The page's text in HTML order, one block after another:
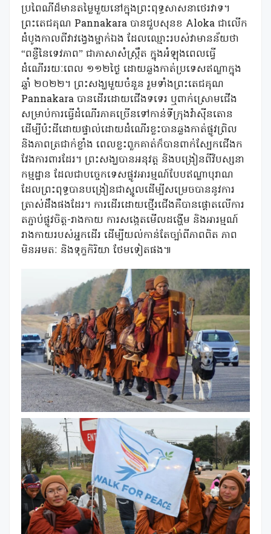
ប្រពៃណីដ៏មានតម្លៃមួយនៅក្នុងព្រះពុទ្ធសាសនាថេរវាទ។
ព្រះតេជគុណ Pannakara បានជួបសុនខ Aloka ជាលើក
ដំបូងកាលពីវាវង្វេងម្នាក់ឯង ដែលឈ្មោះរបស់វាមានន័យថា
“ពន្លឺនៃទេវភាព” ជាភាសាសំស្ក្រឹត ក្នុងអំឡុងពេលធ្វើ
ដំណើររយៈពេល ១១២ថ្ងៃ ដោយឆ្លងកាត់ប្រទេសឥណ្ឌាក្នុង
ឆ្នាំ ២០២២។ ព្រះសង្ឃមួយចំនួន រួមទាំងព្រះតេជគុណ
Pannakara បានដើរដោយជើងទទេរ ឬពាក់ស្រោមជើង
សម្រាប់ការធ្វើដំណើរភាគច្រើនទៅកាន់ទីក្រុងវ៉ាស៊ីនតោន
ដើម្បីប៉ះដីដោយផ្ទាល់ដោយដំណើរខ្លះបានឆ្លងកាត់ផ្លូវព្រិល
និងភាពត្រជាក់ខ្លាំង ពេលខ្លះពួកគាត់ក៏បានពាក់ស្បែកជើងក
វែងការពារដែរ។ ព្រះសង្ឃបានអនុវត្ត និងបង្រៀនពីវិបស្សនា
កម្មដ្ឋាន ដែលជាបច្ចេកទេសផ្លូវអារម្មណ៍បែបឥណ្ឌាបុរាណ
ដែលព្រះពុទ្ធបានបង្រៀនជាស្នូលដើម្បីសម្រេចបាននូវការ
ត្រាស់ដឹងផងដែរ។ ការដើរដោយថ្មើរជើងគឺបានផ្តោតលើការ
តភ្ជាប់ផ្លូវចិត្ត-រាងកាយ ការសង្កេតមើលដង្ហើម និងអារម្មណ៍
រាងកាយរបស់អ្នកដើរ ដើម្បីយល់កាន់តែច្បា់ពីភាពពិត ភាព
មិនអមតៈ និងទុក្ខកិរិយា ថែមទៀតផង៕